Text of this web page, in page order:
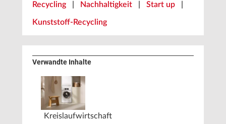
Recycling Nachhaltigkeit Start up
Kunststoff-Recycling
Verwandte Inhalte
Kreislaufwirtschaft